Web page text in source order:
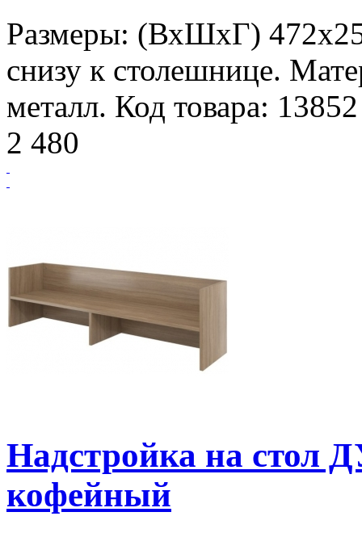
Размеры: (ВхШхГ)
снизу к столешнице.
металл. Код товара: 13852
2 480
Надстройка на стол
кофейный